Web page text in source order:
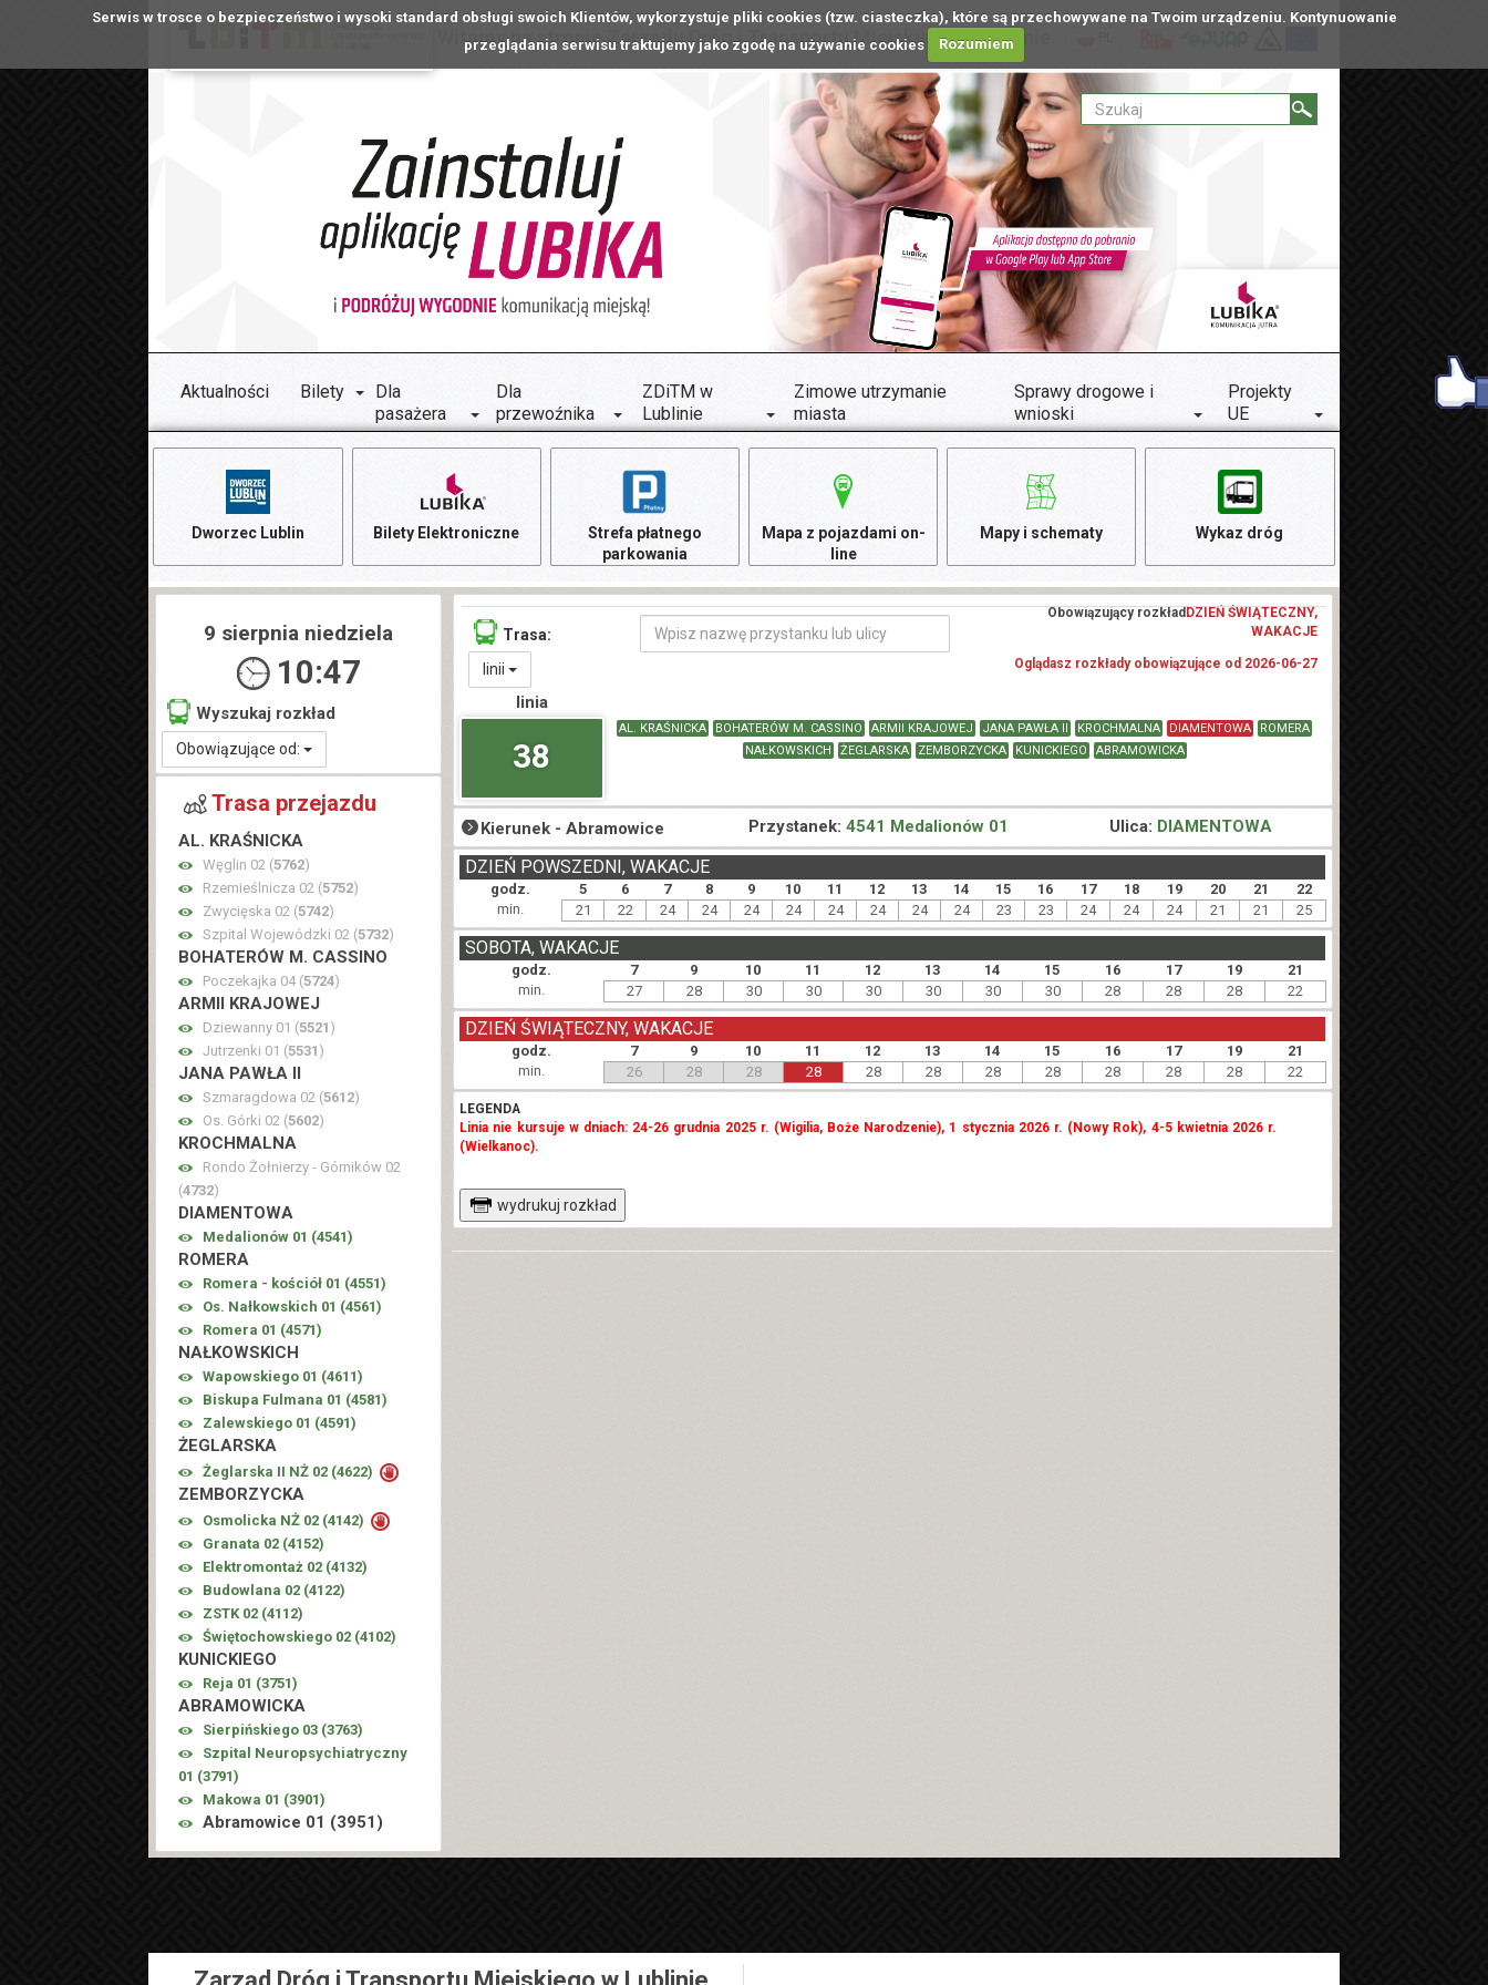
Serwis w trosce o bezpieczeństwo i wysoki standard obsługi swoich Klientów, wykorzystuje pliki cookies (tzw. ciasteczka), które są przechowywane na Twoim urządzeniu. Kontynuowanie
przeglądania serwisu traktujemy jako zgodę na używanie cookies
Rozumiem
Witamy na stronie Zarządu Dróg i Transportu Miejskiego w Lublinie
Aktualności Bilety
Dla
pasażera
Dla
przewoźnika
ZDiTM w
Lublinie
Zimowe utrzymanie
miasta
Sprawy drogowe i
wnioski
Projekty
UE
Dworzec Lublin Bilety Elektroniczne
Strefa płatnego
parkowania
Mapa z pojazdami on-
line
Mapy i schematy Wykaz dróg
Trasa:
linii
Obowiązujący rozkład DZIEŃ ŚWIĄTECZNY,
WAKACJE
Oglądasz rozkłady obowiązujące od 2026-06-27
linia
38
AL. KRAŚNICKA BOHATERÓW M. CASSINO ARMII KRAJOWEJ JANA PAWŁA II KROCHMALNA DIAMENTOWA
ROMERA
NAŁKOWSKICH
ŻEGLARSKA ZEMBORZYCKA KUNICKIEGO ABRAMOWICKA
Kierunek -Abramowice Przystanek: 4541 Medalionów 01 Ulica: DIAMENTOWA
godz. 5 6 7 8 9 10 11 12 13 14 15 16 17 18 19 20 21 22
DZIEŃ POWSZEDNI, WAKACJE
min. 21 22 24 24 24 24 24 24 24 24 23 23 24 24 24 21 21 25
godz. 7 9 10 11 12 13 14 15 16 17 19 21
SOBOTA, WAKACJE
min. 27 28 30 30 30 30 30 30 28 28 28 22
godz. 7 9 10 11 12 13 14 15 16 17 19 21
DZIEŃ ŚWIĄTECZNY, WAKACJE
min. 26 28 28 28 28 28 28 28 28 28 28 22
LEGENDA
Linia nie kursuje w dniach: 24-26 grudnia 2025 r. (Wigilia, Boże Narodzenie), 1 stycznia 2026 r. (Nowy Rok), 4-5 kwietnia 2026 r.
(Wielkanoc).
wydrukuj rozkład
9 sierpnia niedziela
10:47
Wyszukaj rozkład
Obowiązujące od:
Trasa przejazdu
AL. KRAŚNICKA
Węglin 02 (5762)
Rzemieślnicza 02 (5752)
Zwycięska 02 (5742)
Szpital Wojewódzki 02 (5732)
BOHATERÓW M. CASSINO
Poczekajka 04 (5724)
ARMII KRAJOWEJ
Dziewanny 01 (5521 )
Jutrzenki 01 (5531 )
JANA PAWŁA II
Szmaragdowa 02 (5612)
Os. Górki 02 (5602)
KROCHMALNA
Rondo Żołnierzy - Górników 02
(4732)
DIAMENTOWA
Medalionów 01 (4541)
ROMERA
Romera - kościół 01 (4551)
Os. Nałkowskich 01 (4561)
Romera 01 (4571)
NAŁKOWSKICH
Wapowskiego 01 (4611)
Biskupa Fulmana 01 (4581)
Zalewskiego 01 (4591)
ŻEGLARSKA
Żeglarska II NŻ 02 (4622)
ZEMBORZYCKA
Osmolicka NŻ 02 (4142)
Granata 02 (4152)
Elektromontaż 02 (4132)
Budowlana 02 (4122)
ZSTK 02 (4112)
Świętochowskiego 02 (4102)
KUNICKIEGO
Reja 01 (3751)
ABRAMOWICKA
Sierpińskiego 03 (3763)
Szpital Neuropsychiatryczny
01 (3791)
Makowa 01 (3901)
Abramowice 01 (3951 )